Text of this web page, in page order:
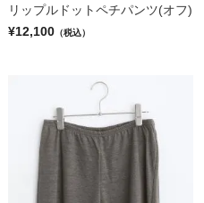
リップルドットペチパンツ(オフ)
¥12,100 （税込）